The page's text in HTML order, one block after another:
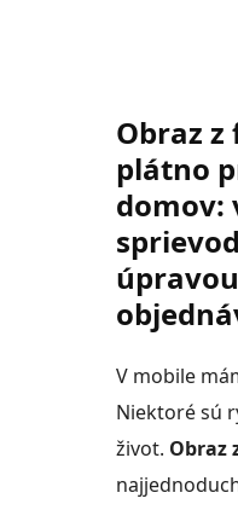
Obraz
plátno
domov:
V mobile
Niektoré sú
život. Obraz